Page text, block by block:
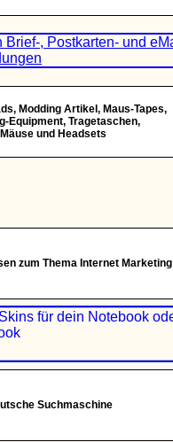
Modding Artikel, Maus-Tapes,
Equipment, Tragetaschen,
Mäuse und Headsets
zum Thema Internet Marketing
Suchmaschine